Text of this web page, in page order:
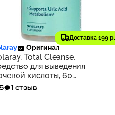
Доставка 199 р.
456 ₽ 346
Оригинал
Total Cleanse,
для выведения
кислоты, 60
капсул
5 1 отзыв